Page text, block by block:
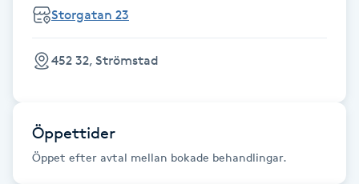
Funktionsanalys
Färgning
Föning
Gel naglar
Storgatan 23
452 32, Strömstad
Öppettider
Öppet efter avtal mellan bokade behandlingar.